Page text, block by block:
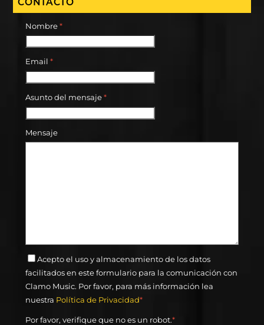
Nombre*
Email *
Asunto del mensaje*
Mensaje
Acepto el uso y almacenamiento de los datos
facilitados en este formulario para la comunicación con
Clamo Music. Por favor, para más información lea
nuestra Política de Privacidad*
Por favor, verifique que no es un robot.*